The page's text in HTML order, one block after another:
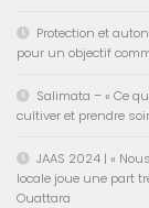
Protection et
pour un objectif
Salimata – « Ce
cultiver et prendre
JAAS 2024 | «
locale joue une part
Ouattara